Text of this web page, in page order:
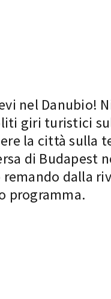
nel Danubio!
giri turistici
la città sulla
di Budapest
dalla
programma.